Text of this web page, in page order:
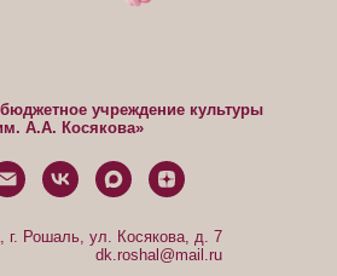
учреждение культуры
А.А. Косякова»
г. Рошаль, ул. Косякова, д. 7
dk.roshal@mail.ru